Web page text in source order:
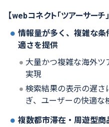
【webコネクト「ツアーサーチ
情報量が多く、複雑な条
適さを提供
大量かつ複雑な海外ツ
実現
検索結果の表示の遅さ
ぎ、ユーザーの快適な
複数都市滞在・周遊型